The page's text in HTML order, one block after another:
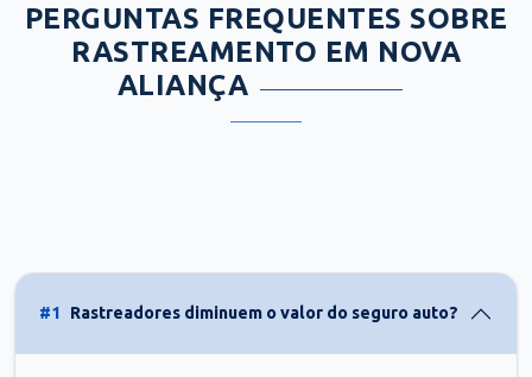
PERGUNTAS FREQUENTES SOBRE
RASTREAMENTO EM NOVA
ALIANÇA
#1 Rastreadores diminuem o valor do seguro auto?